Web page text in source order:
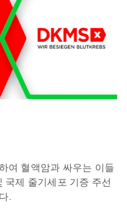
여 혈액암과 싸우는 이들
국제 줄기세포 기증 주선
.